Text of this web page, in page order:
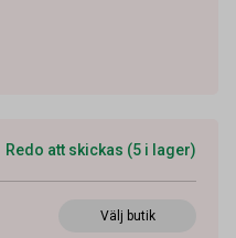
Redo att skickas (5 i lager)
Välj butik